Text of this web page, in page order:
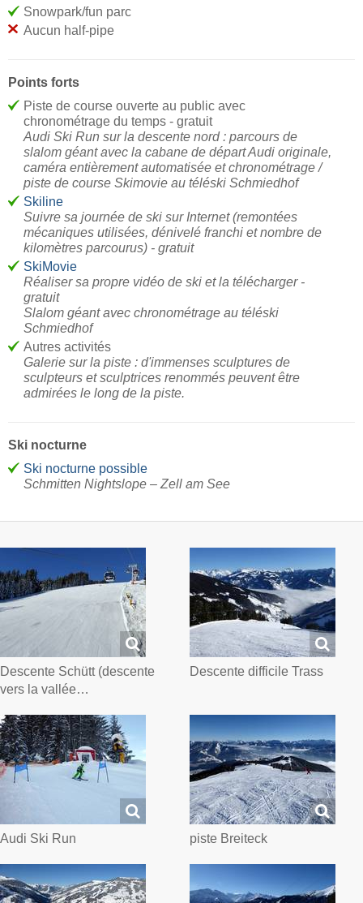
Snowpark/fun parc
Aucun half-pipe
Points forts
Piste de course ouverte au public avec
chronométrage du temps - gratuit
Audi Ski Run sur la descente nord : parcours de
slalom géant avec la cabane de départ Audi originale,
caméra entièrement automatisée et chronométrage /
piste de course Skimovie au téléski Schmiedhof
Skiline
Suivre sa journée de ski sur Internet (remontées
mécaniques utilisées, dénivelé franchi et nombre de
kilomètres parcourus) - gratuit
SkiMovie
Réaliser sa propre vidéo de ski et la télécharger -
gratuit
Slalom géant avec chronométrage au téléski
Schmiedhof
Autres activités
Galerie sur la piste : d'immenses sculptures de
sculpteurs et sculptrices renommés peuvent être
admirées le long de la piste.
Ski nocturne
Ski nocturne possible
Schmitten Nightslope – Zell am See
Descente Schütt (descente
vers la vallée…
Descente difficile Trass
Audi Ski Run piste Breiteck